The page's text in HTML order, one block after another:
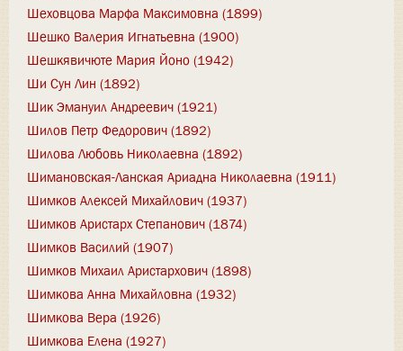
Шеховцова Марфа Максимовна (1899)
Шешко Валерия Игнатьевна (1900)
Шешкявичюте Мария Йоно (1942)
Ши Сун Лин (1892)
Шик Эмануил Андреевич (1921)
Шилов Петр Федорович (1892)
Шилова Любовь Николаевна (1892)
Шимановская-Ланская Ариадна Николаевна (1911)
Шимков Алексей Михайлович (1937)
Шимков Аристарх Степанович (1874)
Шимков Василий (1907)
Шимков Михаил Аристархович (1898)
Шимкова Анна Михайловна (1932)
Шимкова Вера (1926)
Шимкова Елена (1927)